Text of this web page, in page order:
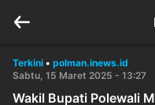
Terkini • polman.inews.id
Sabtu, 15 Maret 2025 - 13:27
Wakil Bupati Polewali